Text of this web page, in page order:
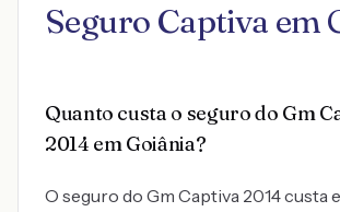
Seguro Captiva em
Quanto custa o seguro do Gm
2014 em Goiânia?
O seguro do Gm Captiva 2014 custa